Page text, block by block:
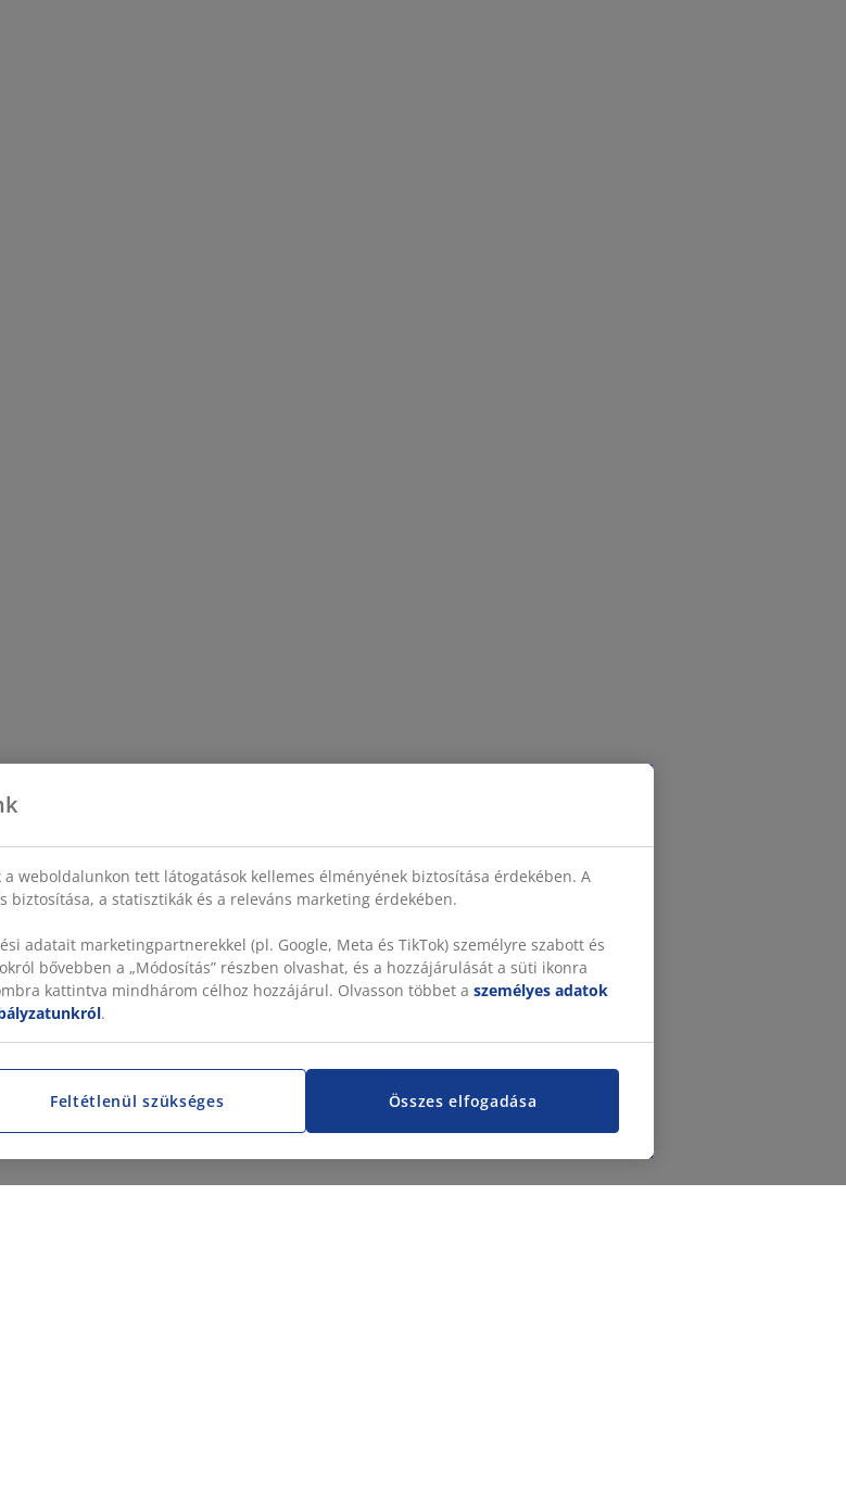
weboldalunkon tett látogatások kellemes élményének biztosítása érdekében. A
a statisztikák és a releváns marketing érdekében.
adatait marketingpartnerekkel (pl. Google, Meta és TikTok) személyre szabott és
bővebben a „Módosítás” részben olvashat, és a hozzájárulását a süti ikonra
kattintva mindhárom célhoz hozzájárul. Olvasson többet a személyes adatok
.
Összes elfogadása
Feltétlenül szükséges